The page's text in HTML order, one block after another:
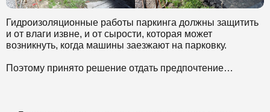
Гидроизоляционные работы паркинга должны защитить
и от влаги извне, и от сырости, которая может
возникнуть, когда машины заезжают на парковку.
Поэтому принято решение отдать предпочтение